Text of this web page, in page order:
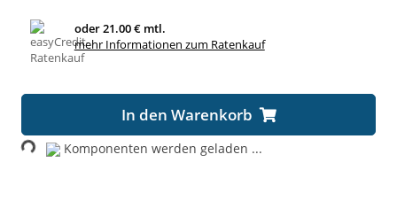
oder21.00 € mtl.
mehr Informationen zum Ratenkauf
In den Warenkorb
Komponenten werden geladen ...